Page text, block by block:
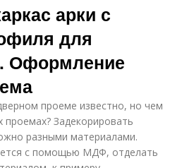
арки с
для
Оформление
проеме известно, но чем
проемах? Задекорировать
разными материалами.
с помощью МДФ, отделать